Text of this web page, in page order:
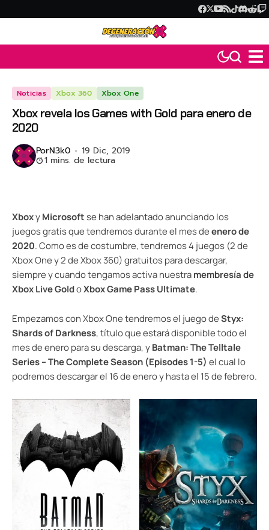
Noticias Xbox 360 Xbox One
Xbox revela los Games with Gold para enero de
2020
PorN3k0 19 Dic, 2019
1 mins. de lectura
XboxyMicrosoftse han adelantado anunciando los
juegos gratis que tendremos durante el mes deenero de
2020. Como es de costumbre, tendremos 4 juegos (2 de
Xbox One y 2 de Xbox 360) gratuitos para descargar,
siempre y cuando tengamos activa nuestramembresía de
Xbox Live GoldoXbox Game Pass Ultimate.
Empezamos con Xbox One tendremos el juego deStyx:
Shards of Darkness, título que estará disponible todo el
mes de enero para su descarga, yBatman: The Telltale
Series – The Complete Season (Episodes 1-5) el cual lo
podremos descargar el 16 de enero y hasta el 15 de febrero.